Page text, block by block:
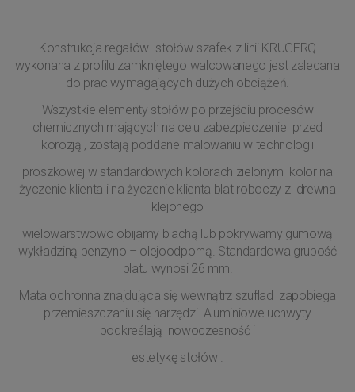
Konstrukcja regałów- stołów-szafek z linii KRUGERQ
wykonana z profilu zamkniętego walcowanego jest zalecana
do prac wymagających dużych obciążeń.
Wszystkie elementy stołów po przejściu procesów
chemicznych mających na celu zabezpieczenie przed
korozją , zostają poddane malowaniu w technologii
proszkowej w standardowych kolorach zielonym kolor na
życzenie klienta i na życzenie klienta blat roboczy z drewna
klejonego
wielowarstwowo obijamy blachą lub pokrywamy gumową
wykładziną benzyno – olejoodporną. Standardowa grubość
blatu wynosi 26 mm.
Mata ochronna znajdująca się wewnątrz szuflad zapobiega
przemieszczaniu się narzędzi. Aluminiowe uchwyty
podkreślają nowoczesność i
estetykę stołów .